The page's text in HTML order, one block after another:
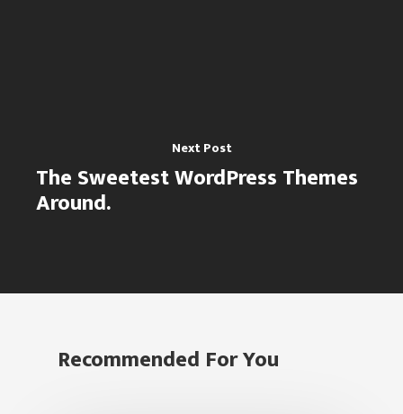
Next Post
The Sweetest WordPress Themes
Around.
Recommended For You
Online Nivel 1
Clases Para